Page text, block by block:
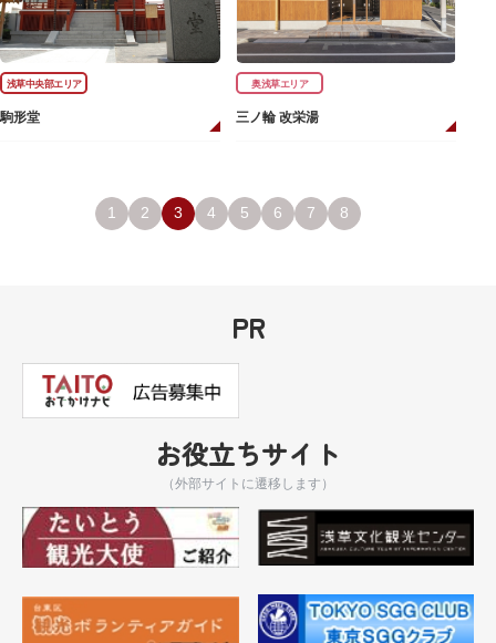
浅草中央部エリア
駒形堂
奥浅草エリア
三ノ輪 改栄湯
1 2 3 4 5 6 7 8
PR
お役立ちサイト
（外部サイトに遷移します）